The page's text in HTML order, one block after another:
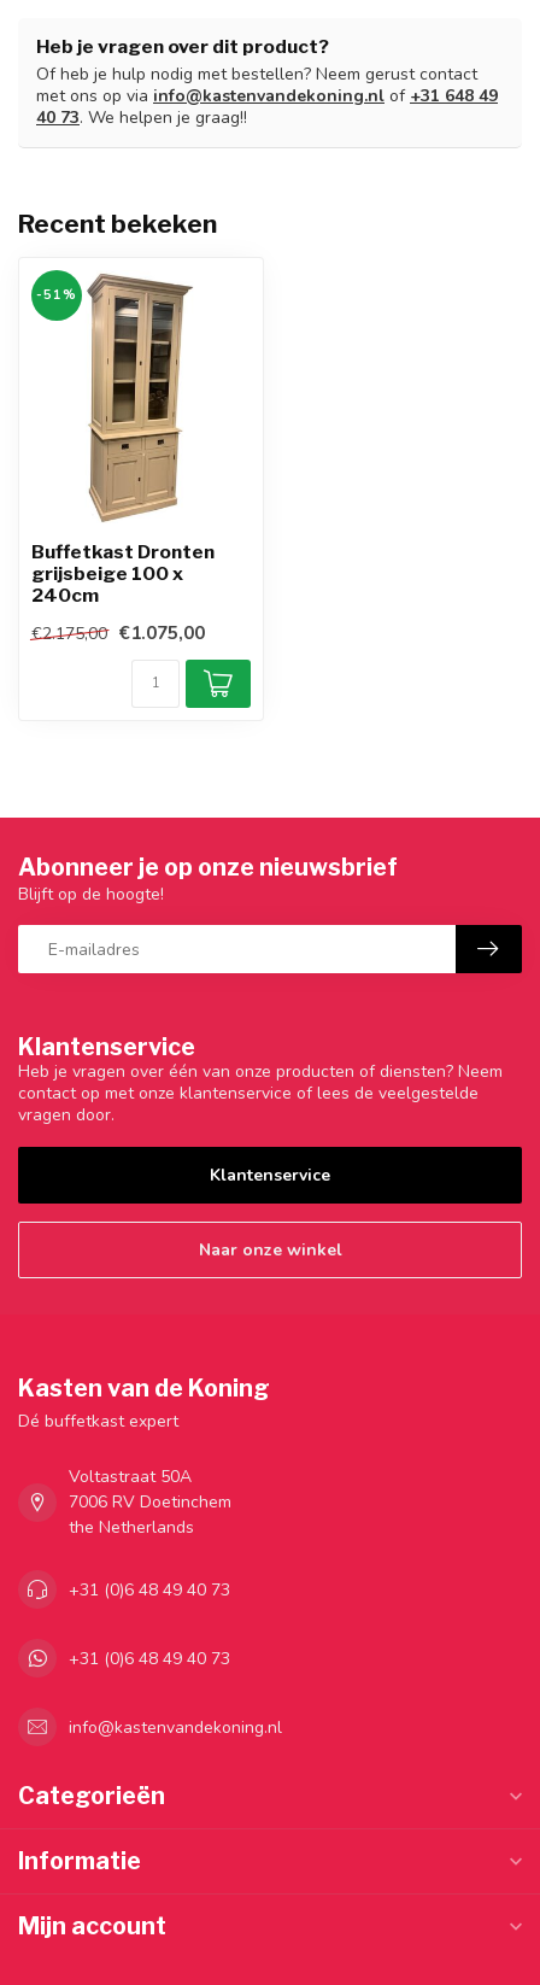
Heb je vragen over dit product?
Of heb je hulp nodig met bestellen? Neem gerust contact
met ons op via info@kastenvandekoning.nl of +31 648 49
40 73. We helpen je graag!!
Recent bekeken
-51%
Buffetkast Dronten
grijsbeige 100 x
240cm
€2.175,00 €1.075,00
Klantenservice
Heb je vragen over één van onze producten of diensten? Neem
contact op met onze klantenservice of lees de veelgestelde
vragen door.
Klantenservice
Naar onze winkel
Abonneer je op onze nieuwsbrief
Blijft op de hoogte!
Kasten van de Koning
Dé buffetkast expert
Voltastraat 50A
7006 RV Doetinchem
the Netherlands
+31 (0)6 48 49 40 73
+31 (0)6 48 49 40 73
info@kastenvandekoning.nl
Categorieën
Informatie
Mijn account